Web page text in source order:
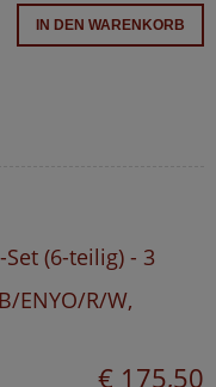
IN DEN WARENKORB
(6-teilig) - 3
ENYO/R/W,
€ 175,50